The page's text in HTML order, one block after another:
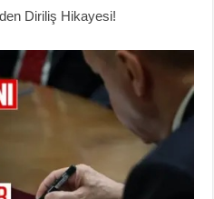
Diriliş Hikayesi!